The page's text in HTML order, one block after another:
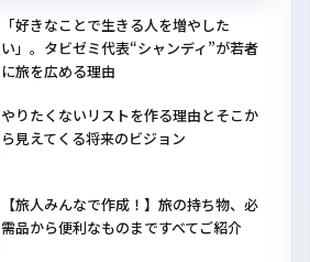
「好きなことで生きる人を増やした
い」。タビゼミ代表“シャンディ”が若者
に旅を広める理由
やりたくないリストを作る理由とそこか
ら見えてくる将来のビジョン
【旅人みんなで作成！】旅の持ち物、必
需品から便利なものまですべてご紹介